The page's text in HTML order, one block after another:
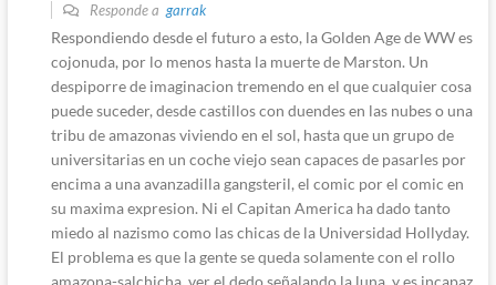
Responde agarrak
Respondiendo desde el futuro a esto, la Golden Age de WW es
cojonuda, por lo menos hasta la muerte de Marston. Un
despiporre de imaginacion tremendo en el que cualquier cosa
puede suceder, desde castillos con duendes en las nubes o una
tribu de amazonas viviendo en el sol, hasta que un grupo de
universitarias en un coche viejo sean capaces de pasarles por
encima a una avanzadilla gangsteril, el comic por el comic en
su maxima expresion. Ni el Capitan America ha dado tanto
miedo al nazismo como las chicas de la Universidad Hollyday.
El problema es que la gente se queda solamente con el rollo